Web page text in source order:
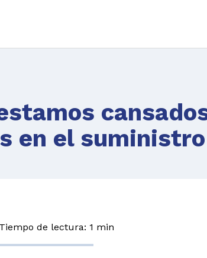
en el
Tiempo de lectura: 1 min